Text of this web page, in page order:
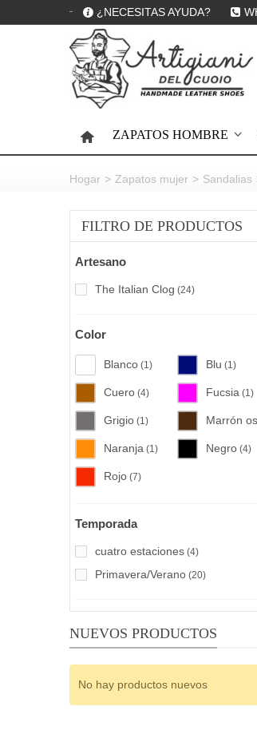
¿NECESITAS AYUDA?
ZAPATOS HOMBRE
Hogar > Zapatos mujer > Sandalias
FILTRO DE PRODUCTOS
Artesano
The Italian Clog (24)
Color
Blanco (1) Blu (1)
Cuero (4) Fucsia (1)
Grigio (1) Marrón
Naranja (1) Negro (4)
Rojo (7)
Temporada
cuatro estaciones (4)
Primavera/Verano (20)
NUEVOS PRODUCTOS
No hay productos nuevos